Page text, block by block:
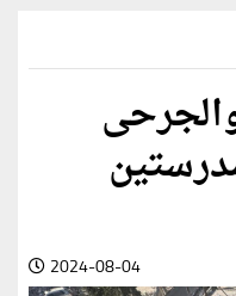
2024-08-04